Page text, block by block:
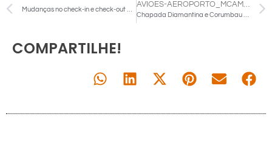
AVIOES-AEROPORTO_MCAMGO_ABR_290720221818-11-750X375
COMPARTILHE!